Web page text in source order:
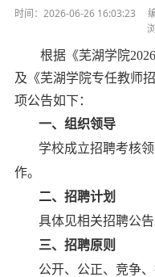
时间：2026-06-26 16:03:23
根据《芜湖学院2026
及 《芜湖学院专任教师
项公告如下：
一、组织领导
学校成立招聘考核
作。
二、招聘计划
具体见相关招聘公告
三、招聘原则
公开、公正、竞争